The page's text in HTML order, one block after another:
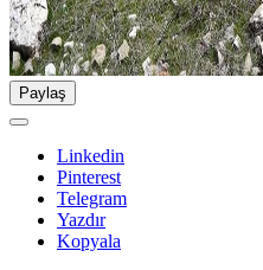
Paylaş
Linkedin
Pinterest
Telegram
Yazdır
Kopyala